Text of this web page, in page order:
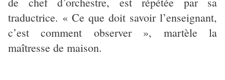
traductrice. « Ce que doit savoir l’enseignant,
c’est comment observer », martèle la
maîtresse de maison.